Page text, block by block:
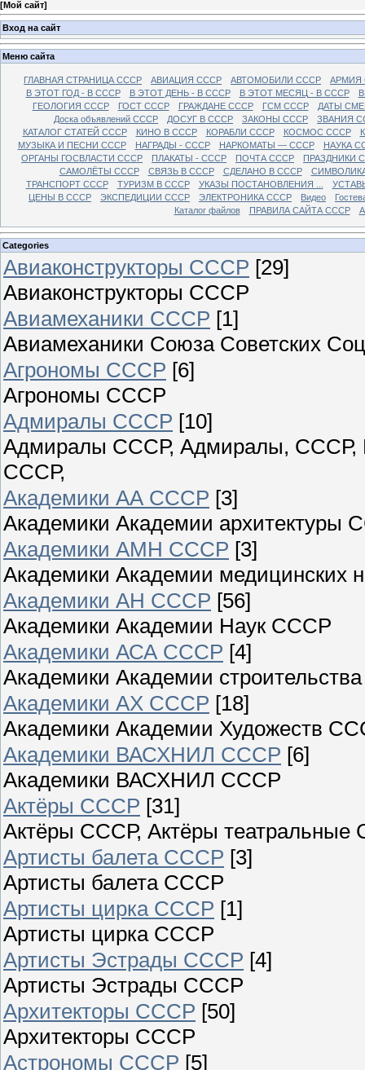
[Мой сайт]
Вход на сайт
Меню сайта
ГЛАВНАЯ СТРАНИЦА СССР АВИАЦИЯ СССР АВТОМОБИЛИ СССР
АРМИЯ
В ЭТОТ ГОД - В СССР
В ЭТОТ ДЕНЬ - В СССР В ЭТОТ МЕСЯЦ - В СССР
ГЕОЛОГИЯ СССР
ГОСТ СССР ГРАЖДАНЕ СССР ГСМ СССР
ДАТЫ
Доска объявлений СССР
ДОСУГ В СССР ЗАКОНЫ СССР
ЗВАНИЯ
КАТАЛОГ СТАТЕЙ СССР
КИНО В СССР КОРАБЛИ СССР КОСМОС СССР
МУЗЫКА И ПЕСНИ СССР
НАГРАДЫ - СССР НАРКОМАТЫ — СССР
НАУКА
ОРГАНЫ ГОСВЛАСТИ СССР
ПЛАКАТЫ - СССР ПОЧТА СССР
ПРАЗДНИКИ
САМОЛЁТЫ СССР
СВЯЗЬ В СССР СДЕЛАНО В СССР
ТРАНСПОРТ СССР
ТУРИЗМ В СССР УКАЗЫ ПОСТАНОВЛЕНИЯ ...
ЦЕНЫ В СССР
ЭКСПЕДИЦИИ СССР ЭЛЕКТРОНИКА СССР Видео
Каталог файлов
ПРАВИЛА САЙТА СССР
Categories
Авиаконструкторы СССР [29]
Авиаконструкторы СССР
Авиамеханики СССР [1]
Авиамеханики Союза Советских
Агрономы СССР [6]
Агрономы СССР
Адмиралы СССР [10]
Адмиралы СССР, Адмиралы, СССР,
СССР,
Академики АА СССР [3]
Академики Академии архитектуры
Академики АМН СССР [3]
Академики Академии медицинских
Академики АН СССР [56]
Академики Академии Наук СССР
Академики АСА СССР [4]
Академики Академии
Академики АХ СССР [18]
Академики Академии Художеств
Академики ВАСХНИЛ СССР [6]
Академики ВАСХНИЛ СССР
Актёры СССР [31]
Актёры СССР, Актёры
Артисты балета СССР [3]
Артисты балета СССР
Артисты цирка СССР [1]
Артисты цирка СССР
Артисты Эстрады СССР [4]
Артисты Эстрады СССР
Архитекторы СССР [50]
Архитекторы СССР
Астрономы СССР [5]